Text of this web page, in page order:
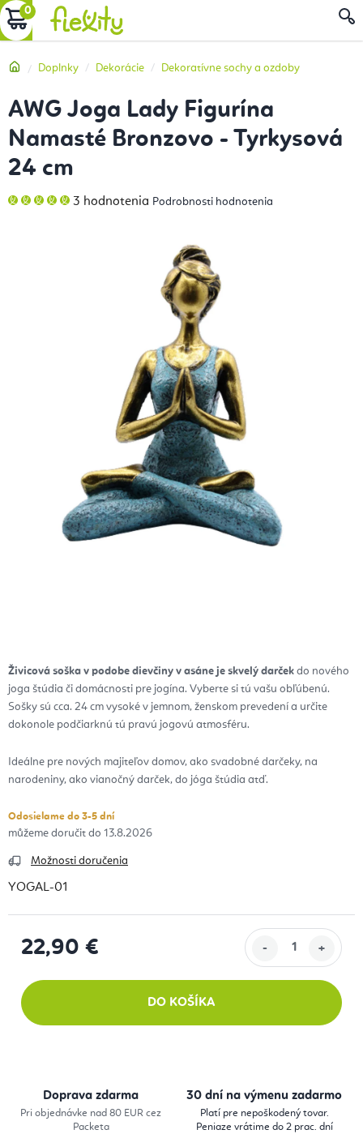
Prejsť
na
NÁKUPNÝ
DomovDoplnky Dekorácie Dekoratívne sochy a ozdoby
Živicová soška v podobe dievčiny v asáne je skvelý darček do nového
joga štúdia či domácnosti pre jogína. Vyberte si tú vašu obľúbenú.
Sošky sú cca. 24 cm vysoké v jemnom, ženskom prevedení a určite
dokonole podčiarknú tú pravú jogovú atmosféru.
Ideálne pre nových majiteľov domov, ako svadobné darčeky, na
narodeniny, ako vianočný darček, do jóga štúdia atď.
Odosielame do 3-5 dní
13.8.2026
Možnosti doručenia
YOGAL-01
22,90 €
DO KOŠÍKA
AWG Joga Lady Figurína
Namasté Bronzovo - Tyrkysová
24 cm
Priemerné
hodnotenie
3 hodnotenia Podrobnosti hodnotenia
Doprava zdarma
Pri objednávke nad 80 EUR cez
Packeta
30 dní na výmenu zadarmo
Platí pre nepoškodený tovar.
Peniaze vrátime do 2 prac. dní